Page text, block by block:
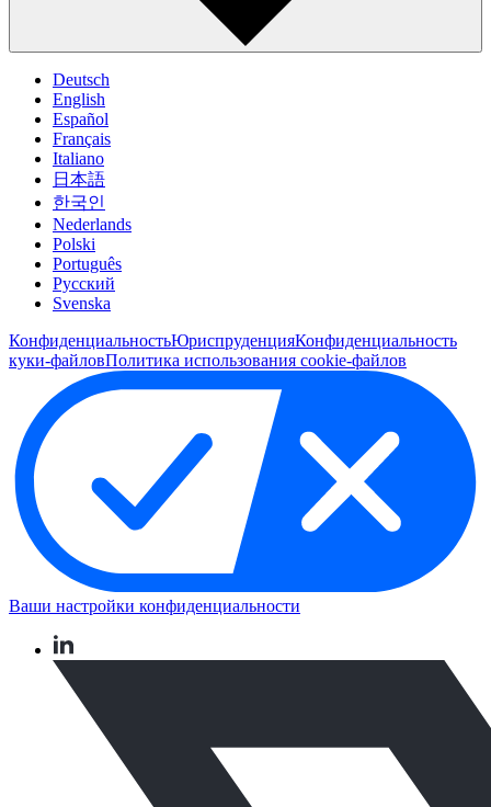
Deutsch
English
Español
Français
Italiano
日本語
한국인
Nederlands
Polski
Português
Pусский
Svenska
КонфиденциальностьЮриспруденцияКонфиденциальность
куки-файловПолитика использования cookie-файлов
Ваши настройки конфиденциальности